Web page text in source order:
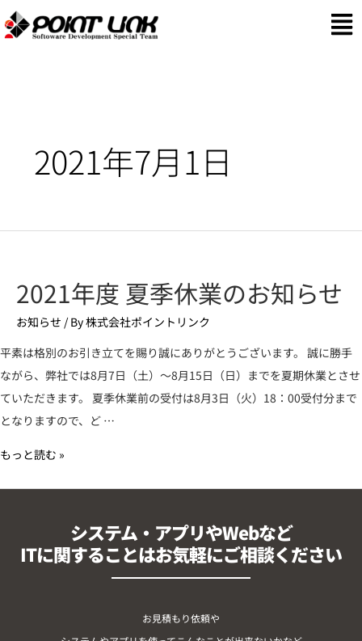
2021年7月1日
2021年度 夏季休業のお知らせ
お知らせ / By株式会社ポイントリンク
平素は格別のお引き立てを賜り誠にありがとうございます。 誠に勝手
ながら、弊社では8月7日（土）～8月15日（日）までを夏期休業とさせ
ていただきます。 夏季休業前の受付は8月3日（火）18：00受付分まで
となりますので、ど …
もっと読む »
システム・アプリやWebなど
ITに関することはお気軽にご相談ください
お見積もり依頼や